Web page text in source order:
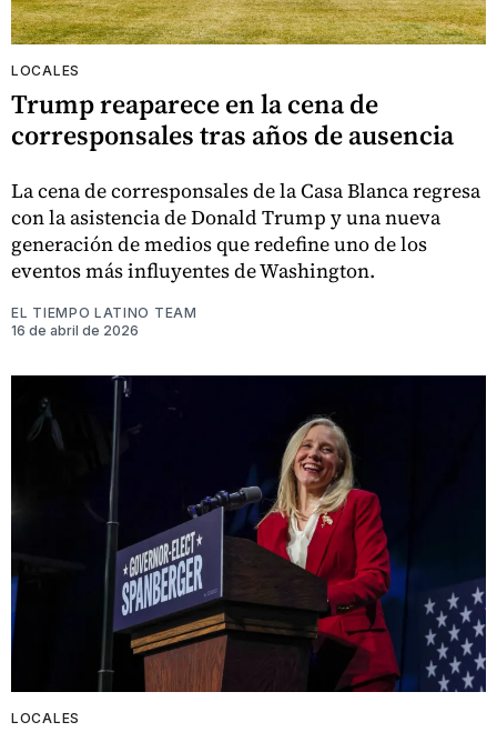
LOCALES
Trump reaparece en la cena de
corresponsales tras años de ausencia
La cena de corresponsales de la Casa Blanca regresa
con la asistencia de Donald Trump y una nueva
generación de medios que redefine uno de los
eventos más influyentes de Washington.
EL TIEMPO LATINO TEAM
16 de abril de 2026
LOCALES